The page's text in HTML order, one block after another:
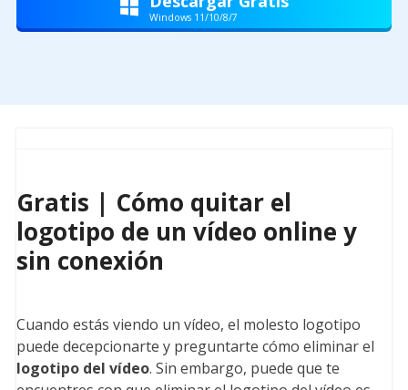

Windows 11/10/8/7
Gratis | Cómo quitar el
logotipo de un vídeo online y
sin conexión
Cuando estás viendo un vídeo, el molesto logotipo
puede decepcionarte y preguntarte cómo eliminar el
logotipo del vídeo. Sin embargo, puede que te